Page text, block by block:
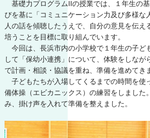
基礎力プログラムIIの授業では、１年生の
びを基に「コミュニケーション力及び多様な
人の話を傾聴したうえで、自分の意見を伝え
培うことを目標に取り組んでいます。
今回は、長浜市内の小学校で１年生の子ど
して「保幼小連携」について、体験をしなが
で計画・相談・協議を重ね、準備を進めてき
子どもたちが入場してくるまでの時間を使
備体操（エビカニックス）の練習をしました
み、掛け声を入れて準備を整えました。